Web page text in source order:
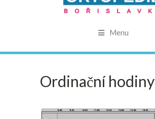
Menu
Ordinační hodiny